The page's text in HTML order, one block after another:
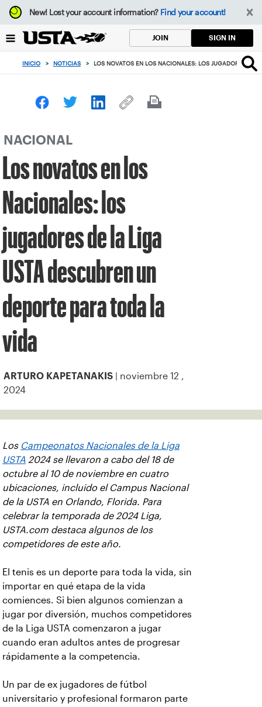
Enfoque
desde
botón
volver
principio
New!Lost your account information? Find your account!
JOIN SIGN IN
INICIO > NOTICIAS > LOS NOVATOS EN LOS NACIONALES: LOS JUGADORES DE
NACIONAL
Los novatos en los
Nacionales: los
jugadores de la Liga
USTA descubren un
deporte para toda la
vida
ARTURO KAPETANAKIS
| noviembre 12 ,
2024
Los Campeonatos Nacionales de la Liga
USTA 2024 se llevaron a cabo del 18 de
octubre al 10 de noviembre en cuatro
ubicaciones, incluido el Campus Nacional
de la USTA en Orlando, Florida. Para
celebrar la temporada de 2024 Liga,
USTA.com destaca algunos de los
competidores de este año.
El tenis es un deporte para toda la vida, sin
importar en qué etapa de la vida
comiences. Si bien algunos comienzan a
jugar por diversión, muchos competidores
de la Liga USTA comenzaron a jugar
cuando eran adultos antes de progresar
rápidamente a la competencia.
Un par de ex jugadores de fútbol
universitario y profesional formaron parte